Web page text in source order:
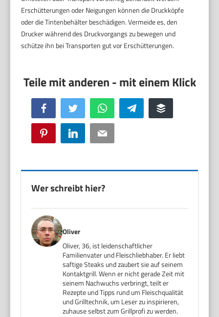
Erschütterungen oder Neigungen können die Druckköpfe
oder die Tintenbehälter beschädigen. Vermeide es, den
Drucker während des Druckvorgangs zu bewegen und
schütze ihn bei Transporten gut vor Erschütterungen.
Facebook Twitter WhatsApp Telegram Buffer
Pinterest LinkedIn Email
Wer schreibt hier?
Oliver
Oliver, 36, ist leidenschaftlicher
Familienvater und Fleischliebhaber. Er liebt
saftige Steaks und zaubert sie auf seinem
Kontaktgrill. Wenn er nicht gerade Zeit mit
seinem Nachwuchs verbringt, teilt er
Rezepte und Tipps rund um Fleischqualität
und Grilltechnik, um Leser zu inspirieren,
zuhause selbst zum Grillprofi zu werden.